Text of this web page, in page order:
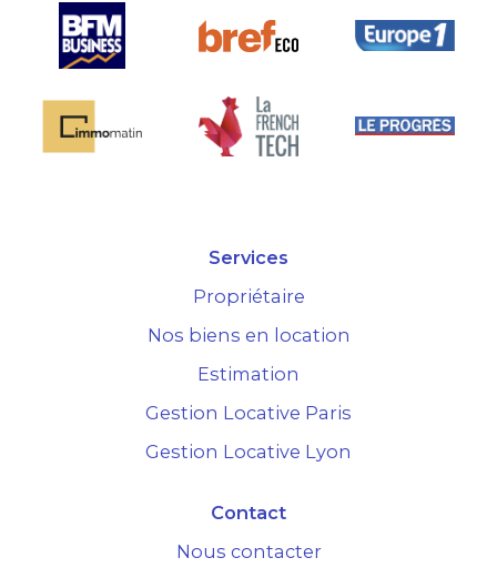
Services
Propriétaire
Nos biens en location
Estimation
Gestion Locative Paris
Gestion Locative Lyon
Contact
Nous contacter